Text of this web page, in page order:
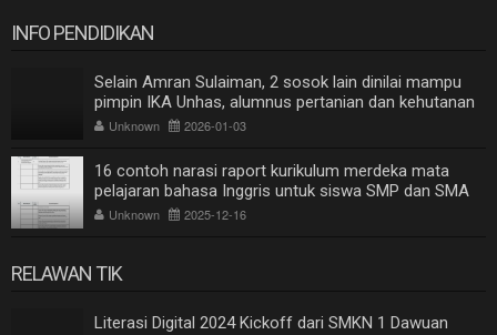
INFO PENDIDIKAN
Selain Amran Sulaiman, 2 sosok lain dinilai mampu
pimpin IKA Unhas, alumnus pertanian dan kehutanan
Unknown 2026-01-03
16 contoh narasi raport kurikulum merdeka mata
pelajaran bahasa Inggris untuk siswa SMP dan SMA
Unknown 2025-12-16
RELAWAN TIK
Literasi Digital 2024 Kickoff dari SMKN 1 Dawuan